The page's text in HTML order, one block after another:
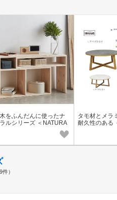
をふんだんに使ったナ
ルシリーズ ＜NATURA
伸縮ボード＞
タモ材とメラ
耐久性のある
件）